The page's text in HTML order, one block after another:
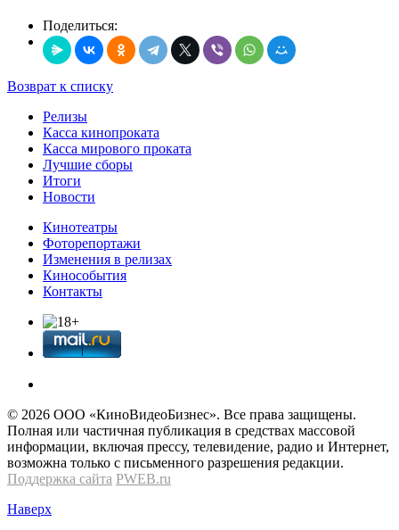
Поделиться:
Возврат к списку
Релизы
Касса кинопроката
Касса мирового проката
Лучшие сборы
Итоги
Новости
Кинотеатры
Фоторепортажи
Изменения в релизах
Кинособытия
Контакты
© 2026 OOО «КиноВидеоБизнес». Все права защищены.
Полная или частичная публикация в средствах массовой
информации, включая прессу, телевидение, радио и Интернет,
возможна только с письменного разрешения редакции.
Поддержка сайта PWEB.ru
Наверх